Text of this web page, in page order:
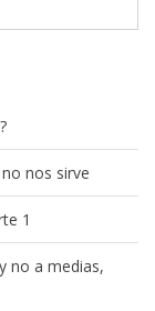
nos sirve
1
no a medias,